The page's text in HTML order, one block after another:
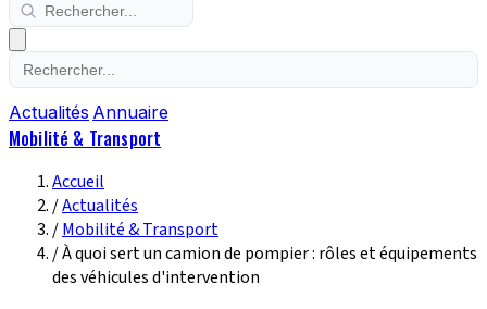
Actualités Annuaire
Mobilité & Transport
Accueil
/Actualités
/Mobilité & Transport
/À quoi sert un camion de pompier : rôles et équipements
des véhicules d'intervention